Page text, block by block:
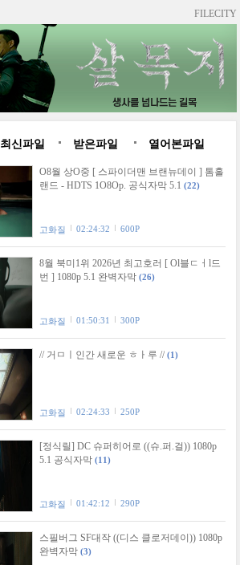
FILECITY
최신파일 받은파일 열어본파일
O8월 상O중 [ 스파이더맨 브랜뉴데이 ] 톰홀
랜드 - HDTS 1O8Op. 공식자막 5.1 (22)
고화질 02:24:32 600P
8월 북미1위 2026년 최고호러 [ Ol블ㄷㅓl드
번 ] 1080p 5.1 완벽자막 (26)
고화질 01:50:31 300P
// 거ㅁㅣ인간 새로운 ㅎㅏ루 // (1)
고화질 02:24:33 250P
[정식릴] DC 슈퍼히어로 ((슈.퍼.걸)) 1080p
5.1 공식자막 (11)
고화질 01:42:12 290P
스필버그 SF대작 ((디스 클로저데이)) 1080p
완벽자막 (3)